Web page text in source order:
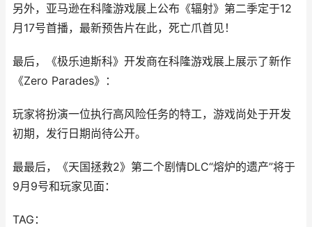
另外，亚马逊在科隆游戏展上公布《辐射》第二季定于12
月17号首播，最新预告片在此，死亡爪首见！
最后，《极乐迪斯科》开发商在科隆游戏展上展示了新作
《Zero Parades》：
玩家将扮演一位执行高风险任务的特工，游戏尚处于开发
初期，发行日期尚待公开。
最最后，《天国拯救2》第二个剧情DLC“熔炉的遗产”将于
9月9号和玩家见面：
TAG：